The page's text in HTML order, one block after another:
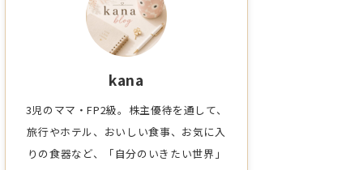
kana
3児のママ・FP2級。株主優待を通して、
旅行やホテル、おいしい食事、お気に入
りの食器など、「自分のいきたい世界」